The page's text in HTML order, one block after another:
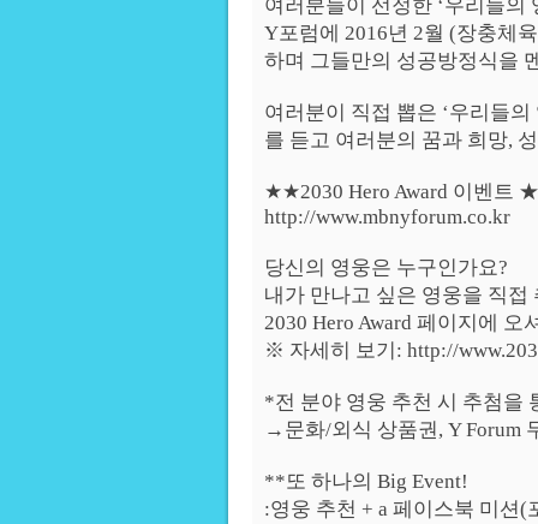
여러분들이 선정한 ‘우리들의
Y포럼에 2016년 2월 (장충체
하며 그들만의 성공방정식을
여러분이 직접 뽑은 ‘우리들
를 듣고 여러분의 꿈과 희망,
★★2030 Hero Award 이벤트
http://www.mbnyforum.co.kr
당신의 영웅은 누구인가요?
내가 만나고 싶은 영웅을 직접
2030 Hero Award 페이지에
※ 자세히 보기: http://
*전 분야 영웅 추천 시 추첨을
→문화/외식 상품권, Y Forum
**또 하나의 Big Event!
:영웅 추천 + a 페이스북 미션